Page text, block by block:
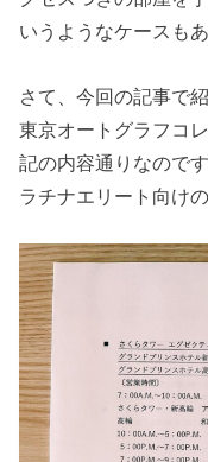
いうようなケースも
さて、今回の記事で
東京オートグラフコ
記の内容通りなので
ラチナエリート向け